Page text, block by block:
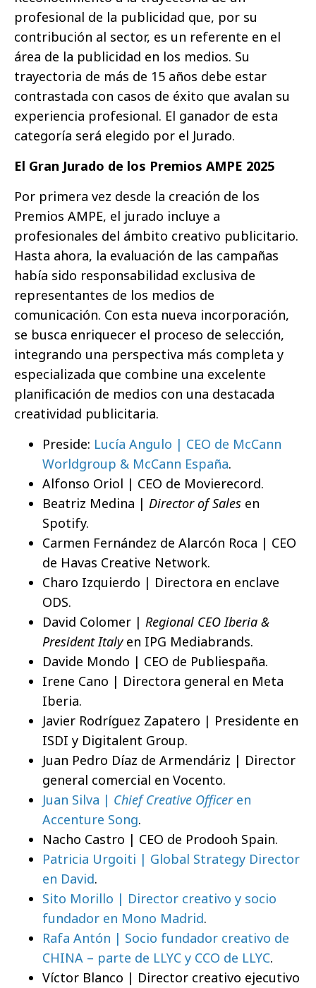
profesional de la publicidad que, por su
contribución al sector, es un referente en el
área de la publicidad en los medios. Su
trayectoria de más de 15 años debe estar
contrastada con casos de éxito que avalan su
experiencia profesional. El ganador de esta
categoría será elegido por el Jurado.
El Gran Jurado de los Premios AMPE 2025
Por primera vez desde la creación de los
Premios AMPE, el jurado incluye a
profesionales del ámbito creativo publicitario.
Hasta ahora, la evaluación de las campañas
había sido responsabilidad exclusiva de
representantes de los medios de
comunicación. Con esta nueva incorporación,
se busca enriquecer el proceso de selección,
integrando una perspectiva más completa y
especializada que combine una excelente
planificación de medios con una destacada
creatividad publicitaria.
Preside: Lucía Angulo | CEO de McCann
Worldgroup & McCann España.
Alfonso Oriol | CEO de Movierecord.
Beatriz Medina | Director of Sales en
Spotify.
Carmen Fernández de Alarcón Roca | CEO
de Havas Creative Network.
Charo Izquierdo | Directora en enclave
ODS.
David Colomer | Regional CEO Iberia &
President Italyen IPG Mediabrands.
Davide Mondo | CEO de Publiespaña.
Irene Cano | Directora general en Meta
Iberia.
Javier Rodríguez Zapatero | Presidente en
ISDI y Digitalent Group.
Juan Pedro Díaz de Armendáriz | Director
general comercial en Vocento.
Juan Silva | Chief Creative Officeren
Accenture Song.
Nacho Castro | CEO de Prodooh Spain.
Patricia Urgoiti | Global Strategy Director
en David.
Sito Morillo | Director creativo y socio
fundador en Mono Madrid.
Rafa Antón | Socio fundador creativo de
CHINA – parte de LLYC y CCO de LLYC.
Víctor Blanco | Director creativo ejecutivo